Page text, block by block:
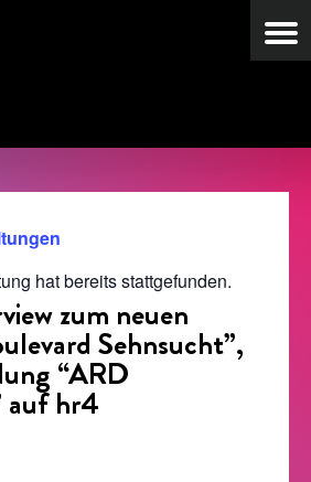
hat bereits stattgefunden.
zum neuen
Sehnsucht”,
“ARD
auf hr4